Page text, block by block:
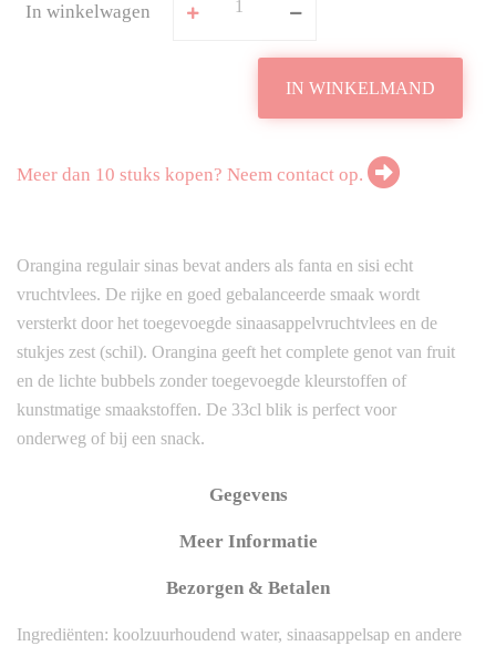
In winkelwagen
IN WINKELMAND
Meer dan 10 stuks kopen? Neem contact op.
Orangina regulair sinas bevat anders als fanta en sisi echt
vruchtvlees. De rijke en goed gebalanceerde smaak wordt
versterkt door het toegevoegde sinaasappelvruchtvlees en de
stukjes zest (schil). Orangina geeft het complete genot van fruit
en de lichte bubbels zonder toegevoegde kleurstoffen of
kunstmatige smaakstoffen. De 33cl blik is perfect voor
onderweg of bij een snack.
Gegevens
Meer Informatie
Bezorgen & Betalen
Ingrediënten: koolzuurhoudend water, sinaasappelsap en andere